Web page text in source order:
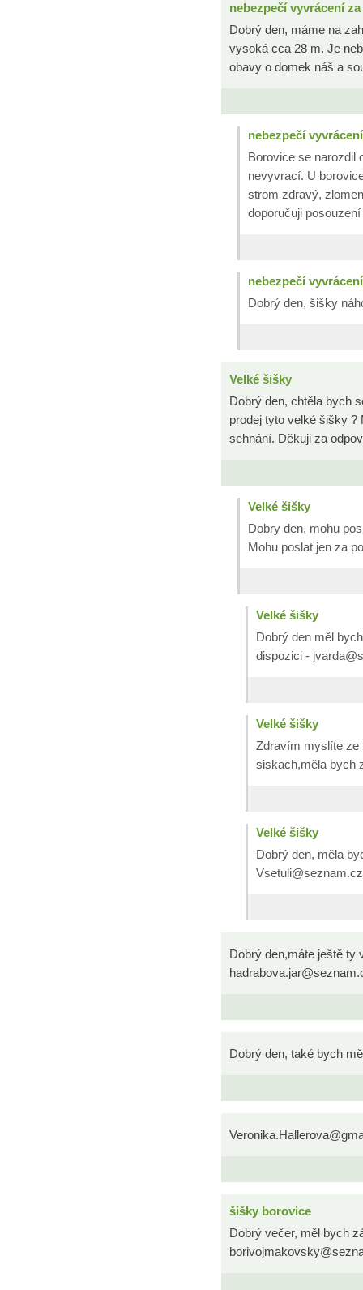
nebezpečí vyvrácení
Dobrý den, máme na
vysoká cca 28 m. Je
obavy o domek náš a
nebezpečí
Borovice se narozdil
nevyvrací. U
strom zdravý,
doporučuji
nebezpečí
Dobrý den, šišky
Velké šišky
Dobrý den, chtěla bych
prodej tyto velké šišky ?
sehnání. Děkuji za
Velké šišky
Dobry den, mohu
Mohu poslat jen za
Velké šišky
Dobrý den měl
dispozici -
Velké šišky
Zdravím myslíte ze
siskach,měla bych
Velké šišky
Dobrý den, měla
Vsetuli@seznam.cz
Dobrý den,máte ještě ty
Dobrý den, také bych
šišky borovice
Dobrý večer, měl bych